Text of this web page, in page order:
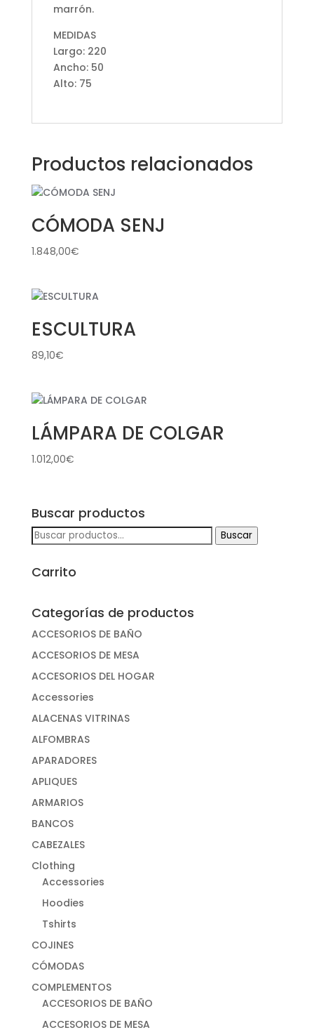
marrón.
MEDIDAS
Largo: 220
Ancho: 50
Alto: 75
Productos relacionados
CÓMODA SENJ
1.848,00€
ESCULTURA
89,10€
LÁMPARA DE COLGAR
1.012,00€
Buscar productos
Buscar
por:
Buscar
Carrito
Categorías de productos
ACCESORIOS DE BAÑO
ACCESORIOS DE MESA
ACCESORIOS DEL HOGAR
Accessories
ALACENAS VITRINAS
ALFOMBRAS
APARADORES
APLIQUES
ARMARIOS
BANCOS
CABEZALES
Clothing
Accessories
Hoodies
Tshirts
COJINES
CÓMODAS
COMPLEMENTOS
ACCESORIOS DE BAÑO
ACCESORIOS DE MESA